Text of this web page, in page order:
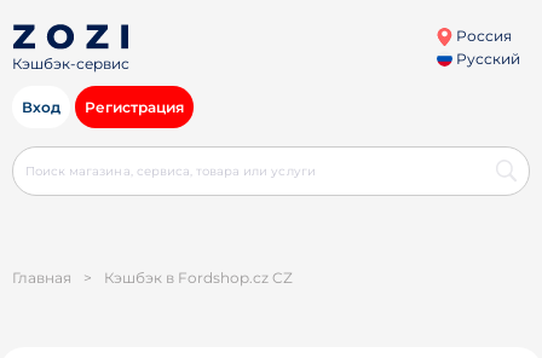
Кэшбэк-сервис
Россия
Русский
Вход Регистрация
Главная > Кэшбэк в Fordshop.cz CZ